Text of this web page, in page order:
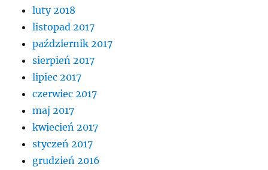
luty 2018
listopad 2017
październik 2017
sierpień 2017
lipiec 2017
czerwiec 2017
maj 2017
kwiecień 2017
styczeń 2017
grudzień 2016